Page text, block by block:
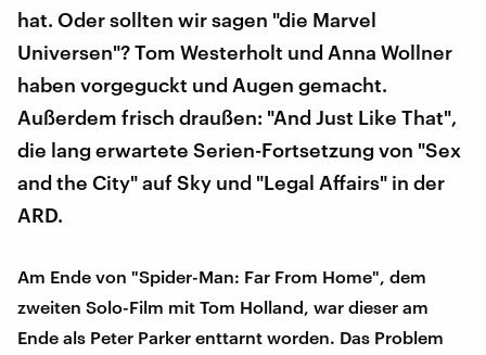
hat. Oder sollten wir sagen "die Marvel
Universen"? Tom Westerholt und Anna Wollner
haben vorgeguckt und Augen gemacht.
Außerdem frisch draußen: "And Just Like That",
die lang erwartete Serien-Fortsetzung von "Sex
and the City" auf Sky und "Legal Affairs" in der
ARD.
Am Ende von "Spider-Man: Far From Home", dem
zweiten Solo-Film mit Tom Holland, war dieser am
Ende als Peter Parker enttarnt worden. Das Problem